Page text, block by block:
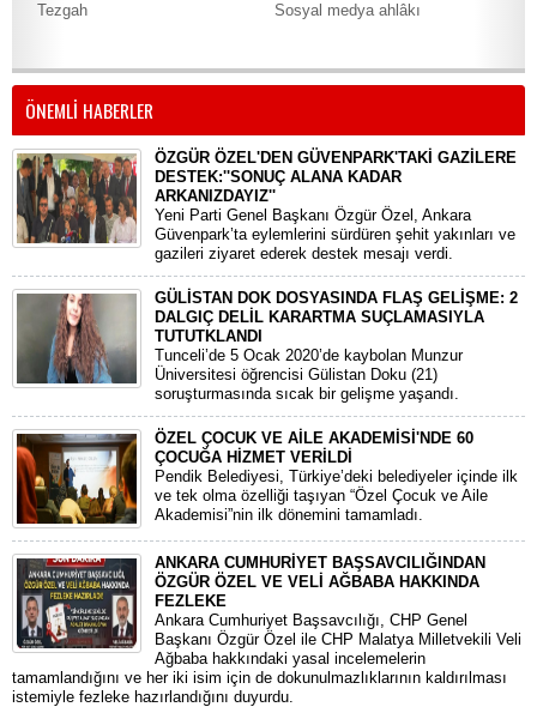
Tezgah Sosyal medya ahlâkı
ÖNEMLİ HABERLER
ÖZGÜR ÖZEL'DEN GÜVENPARK'TAKİ GAZİLERE
DESTEK:''SONUÇ ALANA KADAR
ARKANIZDAYIZ''
​Yeni Parti Genel Başkanı Özgür Özel, Ankara
Güvenpark’ta eylemlerini sürdüren şehit yakınları ve
gazileri ziyaret ederek destek mesajı verdi.
GÜLİSTAN DOK DOSYASINDA FLAŞ GELİŞME: 2
DALGIÇ DELİL KARARTMA SUÇLAMASIYLA
TUTUTKLANDI
​Tunceli’de 5 Ocak 2020’de kaybolan Munzur
Üniversitesi öğrencisi Gülistan Doku (21)
soruşturmasında sıcak bir gelişme yaşandı.
ÖZEL ÇOCUK VE AİLE AKADEMİSİ'NDE 60
ÇOCUĞA HİZMET VERİLDİ
Pendik Belediyesi, Türkiye’deki belediyeler içinde ilk
ve tek olma özelliği taşıyan “Özel Çocuk ve Aile
Akademisi”nin ilk dönemini tamamladı.
ANKARA CUMHURİYET BAŞSAVCILIĞINDAN
ÖZGÜR ÖZEL VE VELİ AĞBABA HAKKINDA
FEZLEKE
​Ankara Cumhuriyet Başsavcılığı, CHP Genel
Başkanı Özgür Özel ile CHP Malatya Milletvekili Veli
Ağbaba hakkındaki yasal incelemelerin
tamamlandığını ve her iki isim için de dokunulmazlıklarının kaldırılması
istemiyle fezleke hazırlandığını duyurdu.